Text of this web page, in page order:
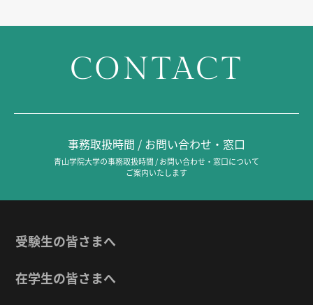
CONTACT
事務取扱時間 / お問い合わせ・窓口
青山学院大学の事務取扱時間 / お問い合わせ・窓口について
ご案内いたします
受験生の皆さまへ
在学生の皆さまへ